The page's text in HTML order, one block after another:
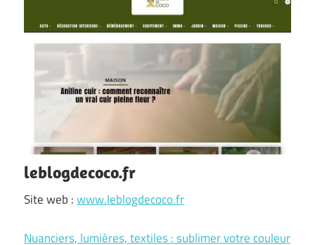
leblogdecoco.fr
Site web :www.leblogdecoco.fr
Nuanciers, lumières, textiles : sublimer votre couleur